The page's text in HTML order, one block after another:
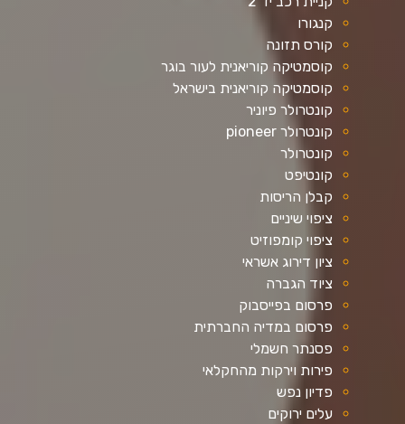
קנגורו
קורס תזונה
קוסמטיקה קוריאנית לעור בוגר
קוסמטיקה קוריאנית בישראל
קונטרולר פיוניר
קונטרולר pioneer
קונטרולר
קונטיפט
קבלן הריסות
ציפוי שיניים
ציפוי קומפוזיט
ציון דירוג אשראי
ציוד הגברה
פרסום בפייסבוק
פרסום במדיה החברתית
פסנתר חשמלי
פירות וירקות מהחקלאי
פדיון נפש
עלים ירוקים